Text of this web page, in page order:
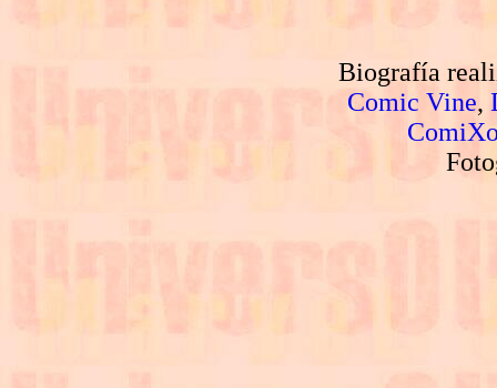
Biografía
Comic Vine,